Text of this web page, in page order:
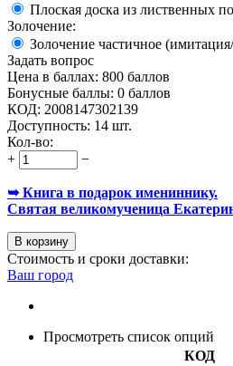
Плоская доска из лиственных
Золочение:
Золочение частичное
Задать вопрос
Цена в баллах: 800 баллов
Бонусные баллы: 0 баллов
КОД: 2008147302139
Доступность: 14 шт.
Кол-во:
+
−
➥ Книга в подарок имениннику.
Святая великомученица
В корзину
Стоимость и сроки доставки:
Ваш город
Просмотреть список опций
КОД